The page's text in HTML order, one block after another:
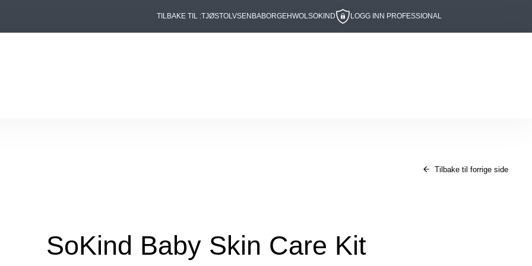
TILBAKE TIL :TJØSTOLVSEN BABORGEHWOLSOKIND LOGG INN PROFESSIONAL
Tilbake til forrige side
SoKind Baby Skin Care Kit